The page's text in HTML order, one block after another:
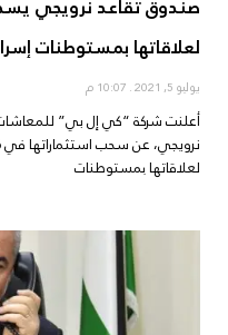
لعلاقاتها بمستوطنات
يوليو 5, 2021
أعلنت شركة “كي إل بي”
لعلاقاتها بمستوطنات